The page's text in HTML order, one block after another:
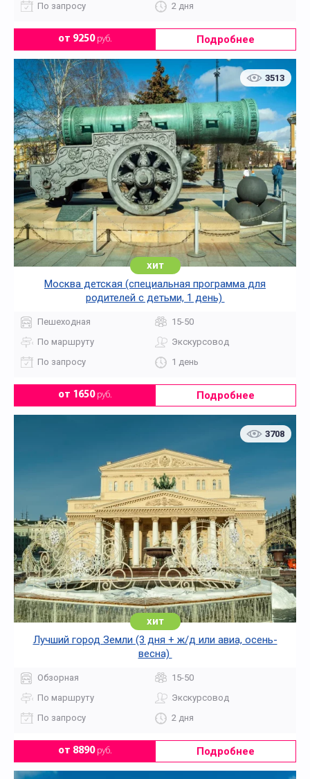
По запросу
2 дня
от 9250руб. Подробнее
3513
хит
Москва детская (специальная программа для
родителей с детьми, 1 день)
Пешеходная
15-50
По маршруту
Экскурсовод
По запросу
1 день
от 1650руб. Подробнее
3708
хит
Лучший город Земли (3 дня + ж/д или авиа, осень-
весна)
Обзорная
15-50
По маршруту
Экскурсовод
По запросу
2 дня
от 8890руб. Подробнее